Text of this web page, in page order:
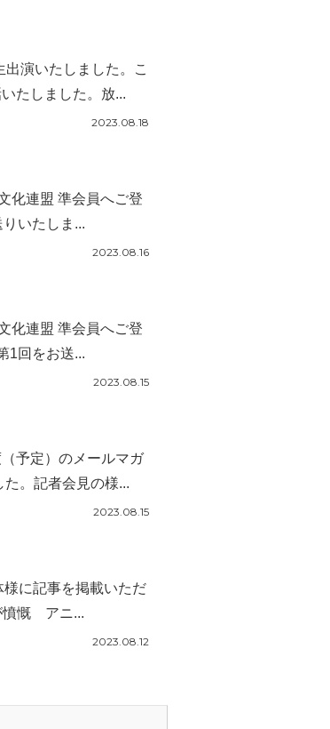
演いたしました。こ
たしました。放...
2023.08.18
化連盟 準会員へご登
いたしま...
2023.08.16
化連盟 準会員へご登
1回をお送...
2023.08.15
予定）のメールマガ
。記者会見の様...
2023.08.15
に記事を掲載いただ
憤慨 アニ...
2023.08.12